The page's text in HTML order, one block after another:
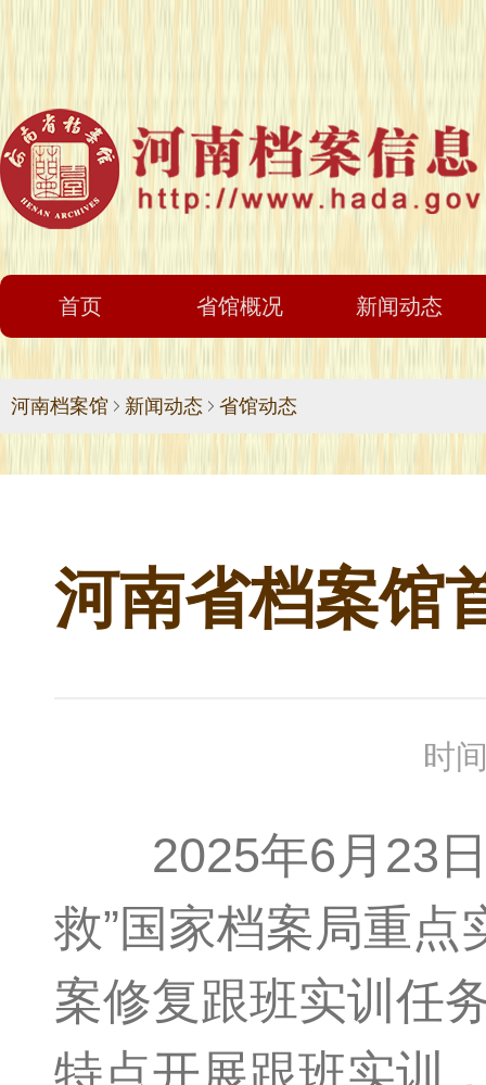
首页 省馆概况 新闻动态
河南档案馆 新闻动态 省馆动态
河南省档案馆
时
2025年6月23日
救”国家档案局重
案修复跟班实训任